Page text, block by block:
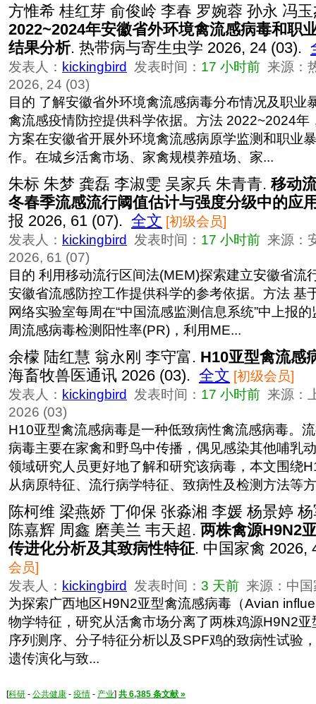
方惟希 桂红芽 俞俊岭 李春 罗婉蓉 孙永 冯
2022~2024年安徽省外环境禽流感病毒和职
结果分析. 热带病与寄生虫学 2026, 24 (03).
发表人： kickingbird 发表时间： 17 小时前 来源：
2026, 24 (03)
目的 了解安徽省外环境禽流感病毒分布情况及职业
禽流感疫情防控提供科学依据。方法 2022~2024年
方案在安徽省开展外环境禽流感病原学监测和职业
作。在城乡活禽市场、家禽规模养殖场、家...
朱标 朱梦 龚磊 李淑雯 吴家兵 朱青青. 移动
冬春季流感流行阈值估计与强度分级中的应
报 2026, 61 (07). 全文 [初级会员]
发表人： kickingbird 发表时间： 17 小时前 来源：
2026, 61 (07)
目的 利用移动流行区间法(MEM)探索建立安徽省流
安徽省流感防控工作提供科学的参考依据。方法 基
网络实验室每周在“中国流感监测信息系统”中上报
周流感病毒检测阳性率(PR)，利用ME...
余檬 陆红慧 翁永刚 李守富. H10亚型禽流感
海畜牧兽医通讯 2026 (03). 全文 [初级会员]
发表人： kickingbird 发表时间： 17 小时前 来源：
2026 (03)
H10亚型禽流感病毒是一种低致病性禽流感病毒。
病毒主要在家禽和野鸟中传播，偶见感染其他哺乳
领域研究人员更好地了解和研究该病毒，本文围绕
从病原特征、流行病学特征、致病性及检测方法等
陈柯维 梁燕娇 丁仰保 张淼湘 李媛 杨景婷
陈嘉辉 周鑫 磨美兰 韦天超. 两株禽源H9N2
传进化分析及其致病性特征. 中国家禽
会员]
发表人： kickingbird 发表时间： 3 天前 来源：中
为探索广西地区H9N2亚型禽流感病毒（Avian
物学特征，研究从活禽市场分离了两株鸡源H9N2
序列测序、分子特征分析以及SPF鸡的致病性试验
遗传演化与致...
[科研 - 公共健康 - 疫情 - 产业] 共 6,385 条文献 »